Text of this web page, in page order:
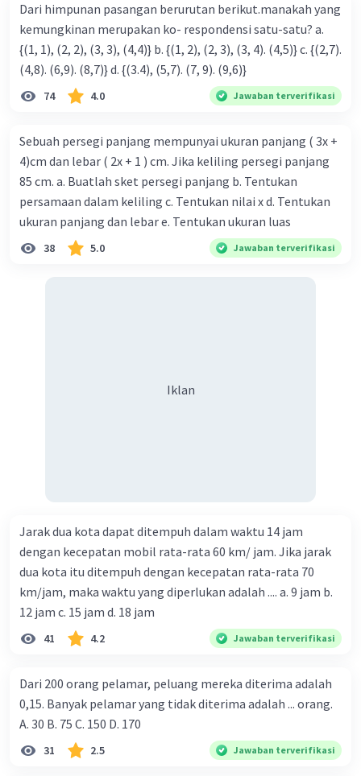
Dari himpunan pasangan berurutan berikut.manakah yang
kemungkinan merupakan ko- respondensi satu-satu? a.
{(1, 1), (2, 2), (3, 3), (4,4)} b. {(1, 2), (2, 3), (3, 4). (4,5)} c. {(2,7).
(4,8). (6,9). (8,7)} d. {(3.4), (5,7). (7, 9). (9,6)}
74 4.0 Jawaban terverifikasi
Sebuah persegi panjang mempunyai ukuran panjang ( 3x +
4)cm dan lebar ( 2x + 1 ) cm. Jika keliling persegi panjang
85 cm. a. Buatlah sket persegi panjang b. Tentukan
persamaan dalam keliling c. Tentukan nilai x d. Tentukan
ukuran panjang dan lebar e. Tentukan ukuran luas
38 5.0 Jawaban terverifikasi
Iklan
Jarak dua kota dapat ditempuh dalam waktu 14 jam
dengan kecepatan mobil rata-rata 60 km/ jam. Jika jarak
dua kota itu ditempuh dengan kecepatan rata-rata 70
km/jam, maka waktu yang diperlukan adalah .... a. 9 jam b.
12 jam c. 15 jam d. 18 jam
41 4.2 Jawaban terverifikasi
Dari 200 orang pelamar, peluang mereka diterima adalah
0,15. Banyak pelamar yang tidak diterima adalah ... orang.
A. 30 B. 75 C. 150 D. 170
31 2.5 Jawaban terverifikasi